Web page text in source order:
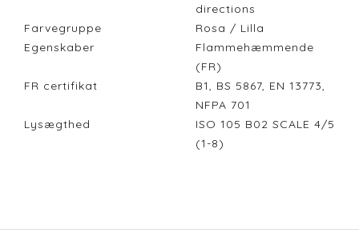
directions
Farvegruppe
Rosa / Lilla
Egenskaber
Flammehæmmende
(FR)
FR certifikat
B1, BS 5867, EN 13773,
NFPA 701
Lysægthed
ISO 105 B02 SCALE 4/5
(1-8)